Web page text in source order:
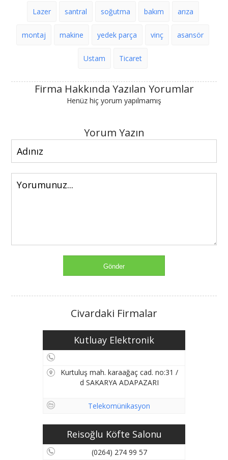
Lazer santral soğutma bakım arıza
montaj makine yedek parça vinç asansör
Ustam Ticaret
Firma Hakkında Yazılan Yorumlar
Henüz hiç yorum yapılmamış
Yorum Yazın
Civardaki Firmalar
Kutluay Elektronik
Kurtuluş mah. karaağaç cad. no:31 /
d SAKARYA ADAPAZARI
Telekomünikasyon
Reisoğlu Köfte Salonu
(0264) 274 99 57